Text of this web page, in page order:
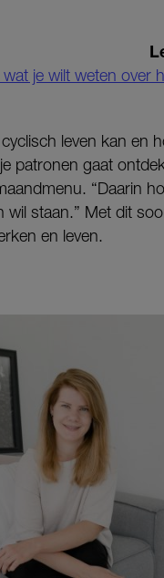
wat je wilt weten over
leven kan en
patronen gaat
“Daarin
wil staan.” Met dit
en leven.